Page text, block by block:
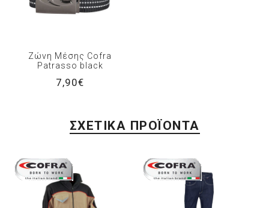
Ζώνη Μέσης Cofra
Patrasso black
7,90€
ΣΧΕΤΙΚΆ ΠΡΟΪΌΝΤΑ